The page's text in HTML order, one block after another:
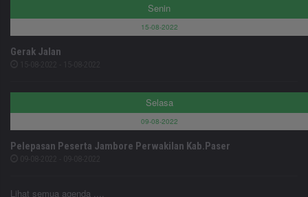
Senin
15-08-2022
Gerak Jalan
Selasa
09-08-2022
Pelepasan Peserta Jambore Perwakilan Kab.Paser
Lihat semua agenda ....